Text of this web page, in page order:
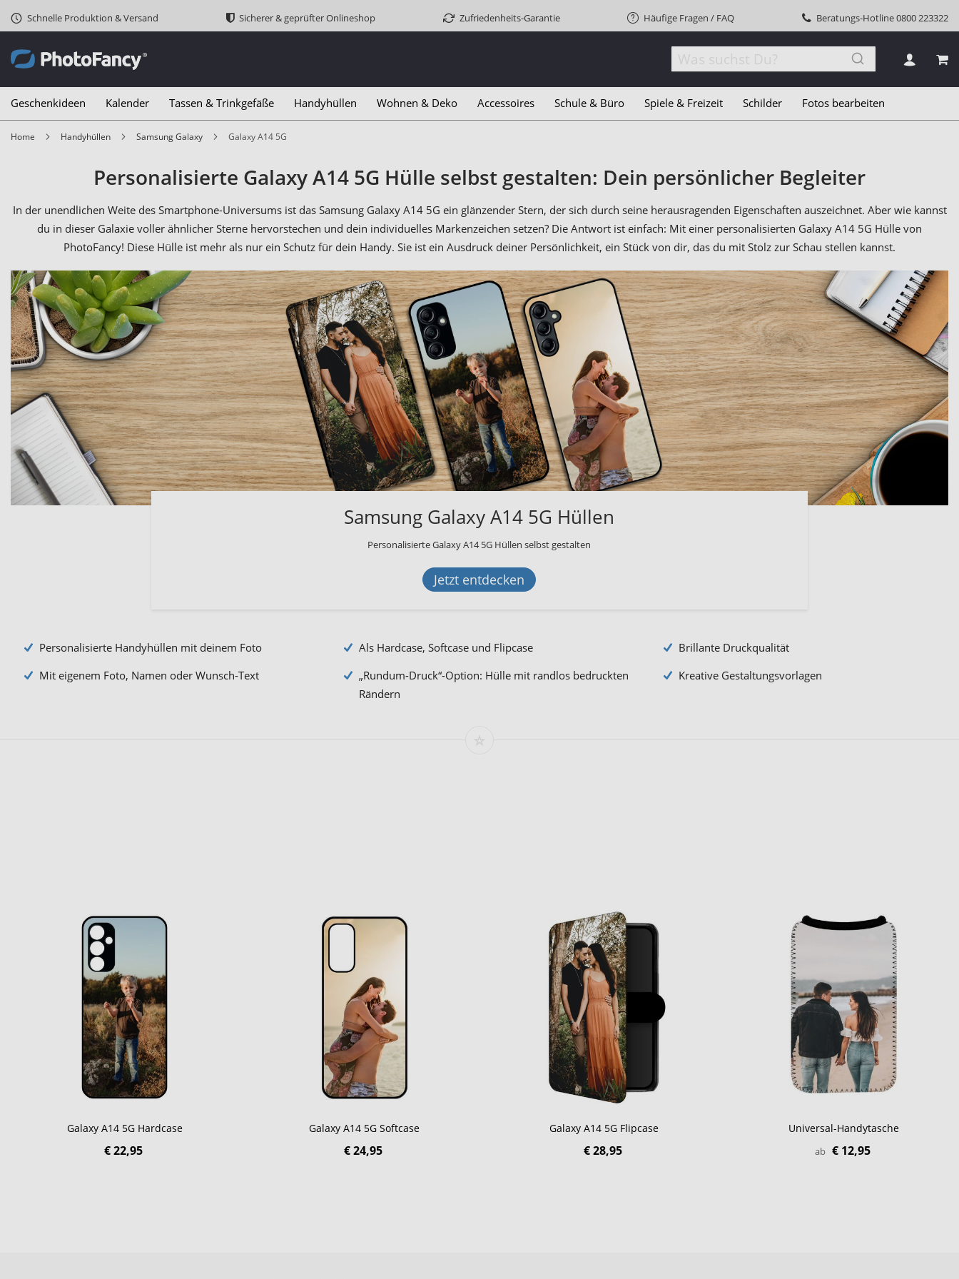
Schnelle Produktion & Versand Sicherer & geprüfter Onlineshop Zufriedenheits-Garantie Häufige Fragen / FAQ Beratungs-Hotline0800 223322
Geschenkideen Kalender Tassen & Trinkgefäße Handyhüllen Wohnen & Deko Accessoires Schule & Büro Spiele & Freizeit Schilder Fotos bearbeiten
Home Handyhüllen Samsung Galaxy Galaxy A14 5G
Personalisierte Galaxy A14 5G Hülle selbst gestalten: Dein persönlicher Begleiter
In der unendlichen Weite des Smartphone-Universums ist das Samsung Galaxy A14 5G ein glänzender Stern, der sich durch seine herausragenden Eigenschaften auszeichnet. Aber wie kannst
du in dieser Galaxie voller ähnlicher Sterne hervorstechen und dein individuelles Markenzeichen setzen? Die Antwort ist einfach: Mit einer personalisierten Galaxy A14 5G Hülle von
PhotoFancy! Diese Hülle ist mehr als nur ein Schutz für dein Handy. Sie ist ein Ausdruck deiner Persönlichkeit, ein Stück von dir, das du mit Stolz zur Schau stellen kannst.
Samsung Galaxy A14 5G Hüllen
Personalisierte Galaxy A14 5G Hüllen selbst gestalten
Jetzt entdecken
Personalisierte Handyhüllen mit deinem Foto
Mit eigenem Foto, Namen oder Wunsch-Text
Als Hardcase, Softcase und Flipcase
„Rundum-Druck“-Option: Hülle mit randlos bedruckten
Rändern
Brillante Druckqualität
Kreative Gestaltungsvorlagen
Galaxy A14 5G Hardcase
€ 22,95
Galaxy A14 5G Softcase
€ 24,95
Galaxy A14 5G Flipcase
€ 28,95
Universal-Handytasche
ab € 12,95